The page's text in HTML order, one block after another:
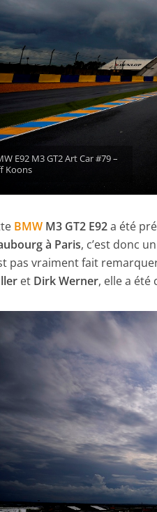
E92 M3 GT2 Art Car #79 –
Koons
BMW M3 GT2 E92a été
à Paris, c’est donc
pas vraiment fait
et Dirk Werner, elle a été